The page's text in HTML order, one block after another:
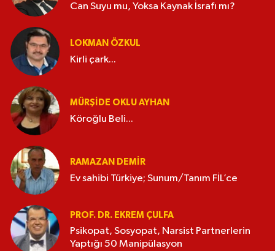
Can Suyu mu, Yoksa Kaynak İsrafı mı?
LOKMAN ÖZKUL
Kirli çark...
MÜRŞIDE OKLU AYHAN
Köroğlu Beli...
RAMAZAN DEMİR
Ev sahibi Türkiye; Sunum/Tanım FİL’ce
PROF. DR. EKREM ÇULFA
Psikopat, Sosyopat, Narsist Partnerlerin
Yaptığı 50 Manipülasyon